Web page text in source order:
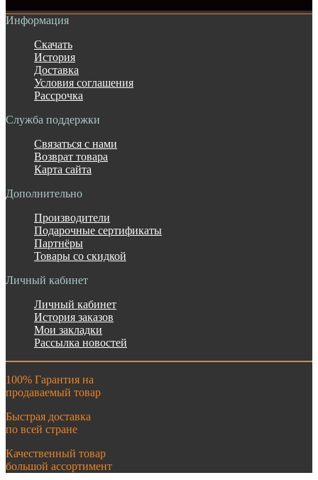
Информация
Скачать
История
Доставка
Условия соглашения
Рассрочка
Служба поддержки
Связаться с нами
Возврат товара
Карта сайта
Дополнительно
Производители
Подарочные сертификаты
Партнёры
Товары со скидкой
Личный кабинет
Личный кабинет
История заказов
Мои закладки
Рассылка новостей
100% Гарантия на
продаваемый товар
Быстрая доставка
по всей стране
Качественный товар
большой ассортимент